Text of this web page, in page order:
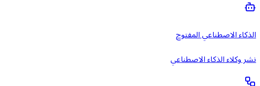
الذكاء الاصطناعي المفتوح
نشر وكلاء الذكاء الاصطناعي